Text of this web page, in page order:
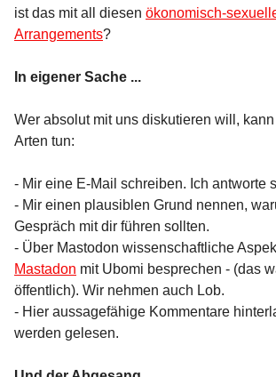
ist das mit all diesen ökonomisch-
Arrangements?
In eigener Sache ...
Wer absolut mit uns diskutieren will,
Arten tun:
- Mir eine E-Mail schreiben. Ich antworte
- Mir einen plausiblen Grund nennen,
Gespräch mit dir führen sollten.
- Über Mastodon wissenschaftliche
Mastadon mit Ubomi besprechen - (das
öffentlich). Wir nehmen auch Lob.
- Hier aussagefähige Kommentare
werden gelesen.